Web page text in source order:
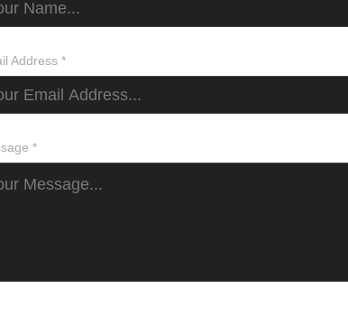
Address *
*